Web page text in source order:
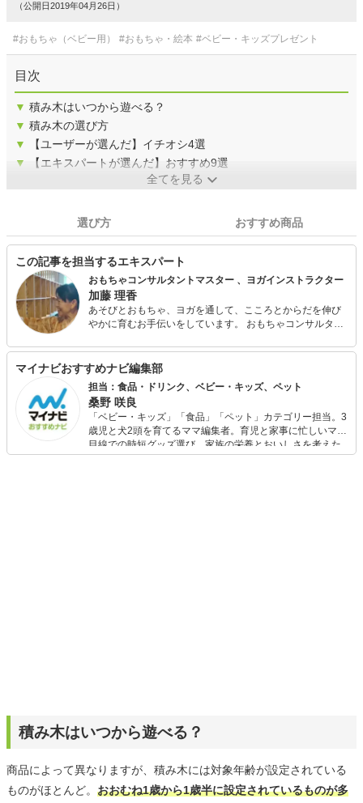
（公開日2019年04月26日）
#おもちゃ（ベビー用） #おもちゃ・絵本 #ベビー・キッズプレゼント
目次
▼ 積み木はいつから遊べる？
▼ 積み木の選び方
▼
【ユーザーが選んだ】イチオシ4選
▼
【エキスパートが選んだ】おすすめ9選
全てを見る
選び方 おすすめ商品
この記事を担当するエキスパート
おもちゃコンサルタントマスター 、ヨガインストラクター
加藤 理香
あそびとおもちゃ、ヨガを通して、こころとからだを伸び
やかに育むお手伝いをしています。 おもちゃコンサルタン
て、全国各地に出向いて活動しています。おもちゃだけで
なく、わらべうたあそびや手作りおもちゃなど、さまざま
なあそびのコンテンツを展開中。 ヨガインストラクターと
して、健やかなからだづくりや、親と子のふれあい、抱っ
ことおんぶ、からだ遊びなどの講座も開催。 赤ちゃんから
高齢者までを対象にして、「たのしい」「ここち良い」
「だいすき」をテーマに活動しています。 おもちゃコンサ
ルタントマスター、ベビーヨガインストラクター、マタニ
マイナビおすすめナビ編集部
担当：食品・ドリンク、ベビー・キッズ、ペット
桑野 咲良
「ベビー・キッズ」「食品」「ペット」カテゴリー担当。3
歳児と犬2頭を育てるママ編集者。育児と家事に忙しいママ
目線での時短グッズ選び、家族の栄養とおいしさを考えた
食品選び、束の間のリラックスタイムを楽しむためのスイ
積み木はいつから遊べる？
商品によって異なりますが、積み木には対象年齢が設定されている
ものがほとんど。 おおむね1歳から1歳半に設定されているものが多